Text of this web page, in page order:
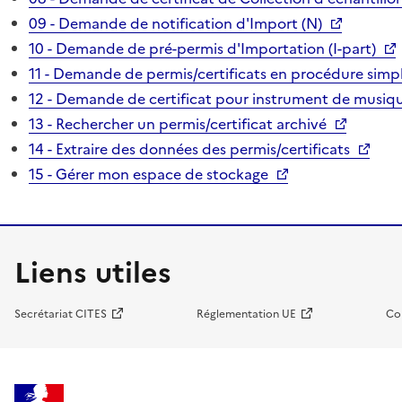
09 - Demande de notification d'Import (N)
10 - Demande de pré-permis d'Importation (I-part)
11 - Demande de permis/certificats en procédure
12 - Demande de certificat pour instrument de
13 - Rechercher un permis/certificat archivé
14 - Extraire des données des permis/certificats
15 - Gérer mon espace de stockage
Liens utiles
Secrétariat CITES Réglementation UE